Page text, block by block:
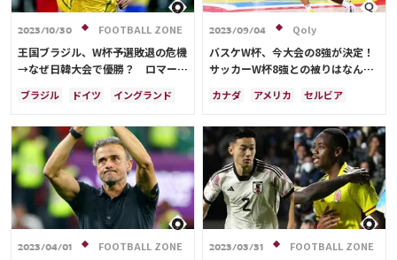
2023/10/30 FOOTBALL ZONE
王国ブラジル、W杯予選敗退の危機
→なぜ日韓大会で優勝？ ロマーリ
スコラリ采配の妙【コラム】
ブラジル ドイツ
イングランド
2023/09/04 Qoly
バスケW杯、今大会の8強が決定！
サッカーW杯8強との被りはなんと
カナダ アメリカ
セルビア
ドイツ
フランス
アルゼンチン
サウジアラビア
クロアチア
イングランド
オランダ
ポルトガル
モロッコ
2023/04/01 FOOTBALL ZONE 2023/03/31 FOOTBALL ZONE